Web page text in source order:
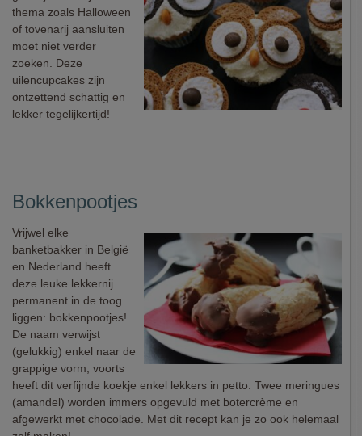
thema zoals Halloween
of tovenarij aansluiten
moet niet verder
zoeken. Deze
uilencupcakes zijn
ontzettend schattig en
lekker tegelijkertijd!
Bokkenpootjes
Vrijwel elke
banketbakker in België
en Nederland heeft
deze leuke lekkernij
permanent in de toog
liggen: bokkenpootjes!
De naam verwijst
(gelukkig) enkel naar de
grappige vorm, voorts
heeft dit verfijnde koekje enkel lekkers in petto. Twee meringues
(amandel) worden immers opgevuld met botercrème en
afgewerkt met chocolade. Met dit recept kan je zo ook helemaal